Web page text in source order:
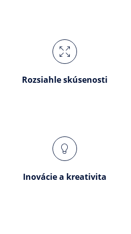
Rozsiahle skúsenosti
Inovácie a kreativita